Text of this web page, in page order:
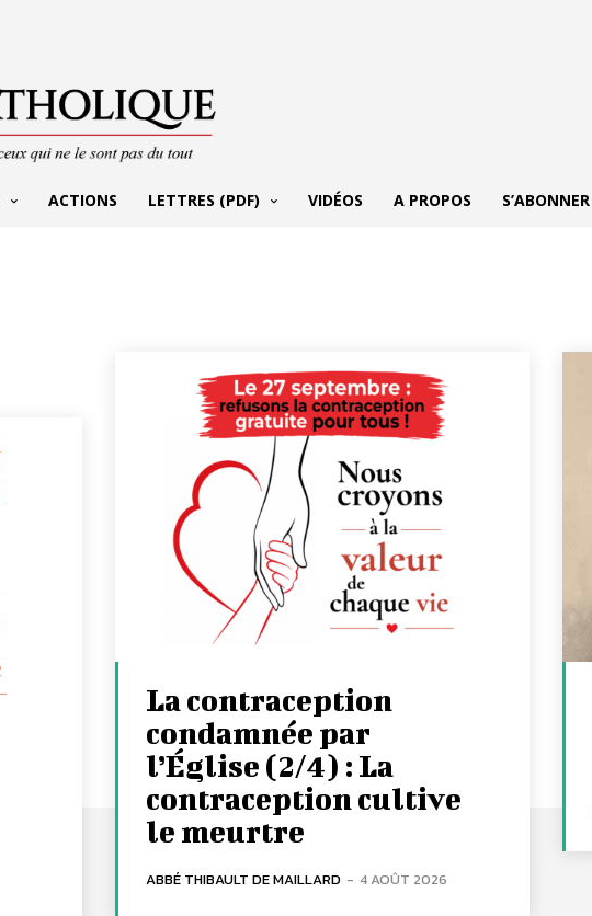
ACTIONS LETTRES (PDF) VIDÉOS A PROPOS S’ABONNER
La contraception
condamnée par
l’Église (2/4) : La
contraception cultive
le meurtre
ABBÉ THIBAULT DE MAILLARD - 4 AOÛT 2026